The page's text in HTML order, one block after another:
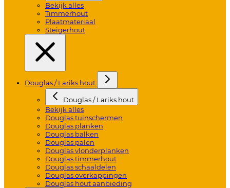
Bekijk alles
Timmerhout
Plaatmateriaal
Steigerhout
Douglas / Lariks hout
Douglas / Lariks hout
Bekijk alles
Douglas tuinschermen
Douglas planken
Douglas balken
Douglas palen
Douglas vlonderplanken
Douglas timmerhout
Douglas schaaldelen
Douglas overkappingen
Douglas hout aanbieding